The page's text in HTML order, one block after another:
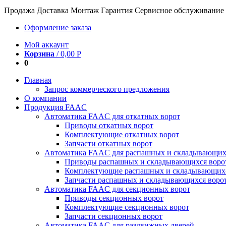
Продажа Доставка Монтаж Гарантия Сервисное обслуживание
Оформление заказа
Мой аккаунт
Корзина /0,00 Р
0
Главная
Запрос коммерческого предложения
О компании
Продукция FAAC
Автоматика FAAC для откатных ворот
Приводы откатных ворот
Комплектующие откатных ворот
Запчасти откатных ворот
Автоматика FAAC для распашных и
Приводы распашных и складывающихся
Комплектующие распашных и
Запчасти распашных и складывающихся
Автоматика FAAC для секционных ворот
Приводы секционных ворот
Комплектующие секционных ворот
Запчасти секционных ворот